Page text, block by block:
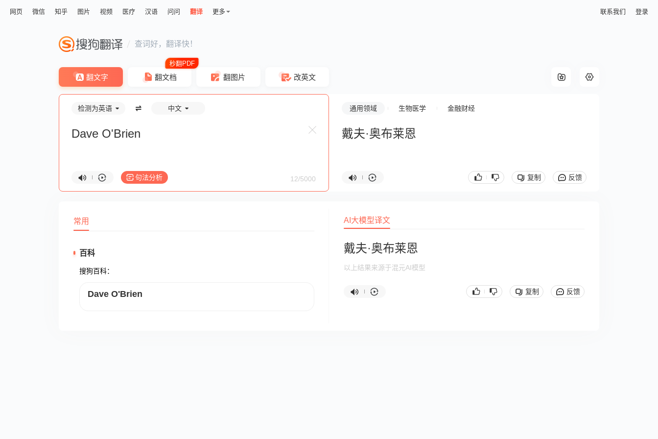
网页 微信 知乎 图片 视频 医疗 汉语 问问 翻译 更多 联系我们 登录
查词好，翻译快！
翻文字 翻文档 翻图片 改英文
检测为英语 中文
句法分析 12/5000
通用领域 生物医学 金融财经
戴夫·奥布莱恩
复制 反馈
常用
百科
搜狗百科：
Dave O'Brien
AI大模型译文
戴夫·奥布莱恩
以上结果来源于混元AI模型
复制 反馈